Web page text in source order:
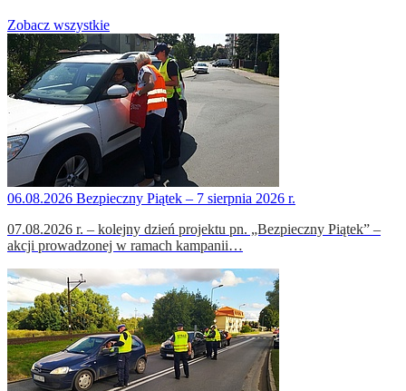
Zobacz wszystkie
06.08.2026 Bezpieczny Piątek – 7 sierpnia 2026 r.
07.08.2026 r. – kolejny dzień projektu pn. „Bezpieczny Piątek” –
akcji prowadzonej w ramach kampanii…